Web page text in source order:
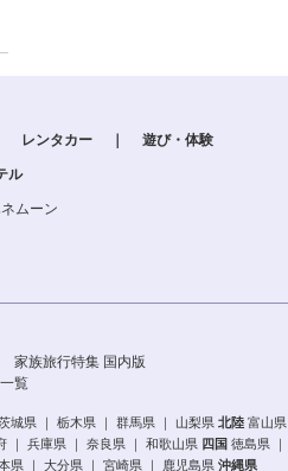
レンタカー ｜ 遊び・体験
ル
ムーン
家族旅行特集 国内版
覧
城県 ｜ 栃木県 ｜ 群馬県 ｜ 山梨県 北陸 富山県
｜ 兵庫県 ｜ 奈良県 ｜ 和歌山県 四国 徳島県
｜
県 ｜ 大分県 ｜ 宮崎県 ｜ 鹿児島県 沖縄県